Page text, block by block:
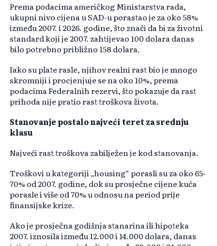
Prema podacima američkog Ministarstva rada,
ukupni nivo cijena u SAD-u porastao je za oko 58%
između 2007. i 2026. godine, što znači da bi za životni
standard koji je 2007. zahtijevao 100 dolara danas
bilo potrebno približno 158 dolara.
Iako su plate rasle, njihov realni rast bio je mnogo
skromniji i procjenjuje se na oko 10%, prema
podacima Federalnih rezervi, što pokazuje da rast
prihoda nije pratio rast troškova života.
Stanovanje postalo najveći teret za srednju
klasu
Najveći rast troškova zabilježen je kod stanovanja.
Troškovi u kategoriji „housing“ porasli su za oko 65-
70% od 2007. godine, dok su prosječne cijene kuća
porasle i više od 70% u odnosu na period prije
finansijske krize.
Ako je prosječna godišnja stanarina ili hipoteka
2007. iznosila između 12.000 i 14.000 dolara, danas